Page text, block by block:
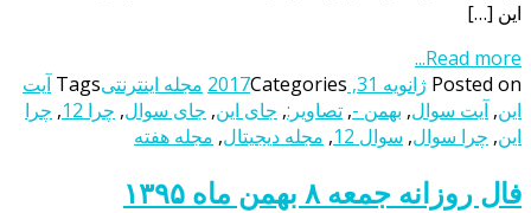
این […]
Read more...
Posted on ژانویه 31, 2017 Categories مجله اینترنتیTags آیت
این, آیت سوال, بهمن -, تصاویر:, جای این, جای سوال, چرا 12 , چرا
این, چرا سوال, سوال 12 , مجله دیجیتال, مجله هفته
فال روزانه جمعه ۸ بهمن ماه ۱۳۹۵